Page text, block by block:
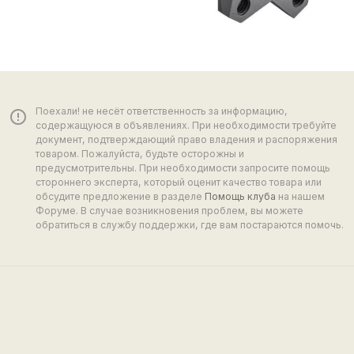
error_outline
Поехали! не несёт ответственность за информацию,
содержащуюся в объявлениях. При необходимости требуйте
документ, подтверждающий право владения и распоряжения
товаром. Пожалуйста, будьте осторожны и
предусмотрительны. При необходимости запросите помощь
стороннего эксперта, который оценит качество товара или
обсудите предложение в разделе Помощь клуба на нашем
Форуме. В случае возникновения проблем, вы можете
обратиться в службу поддержки, где вам постараются помочь.